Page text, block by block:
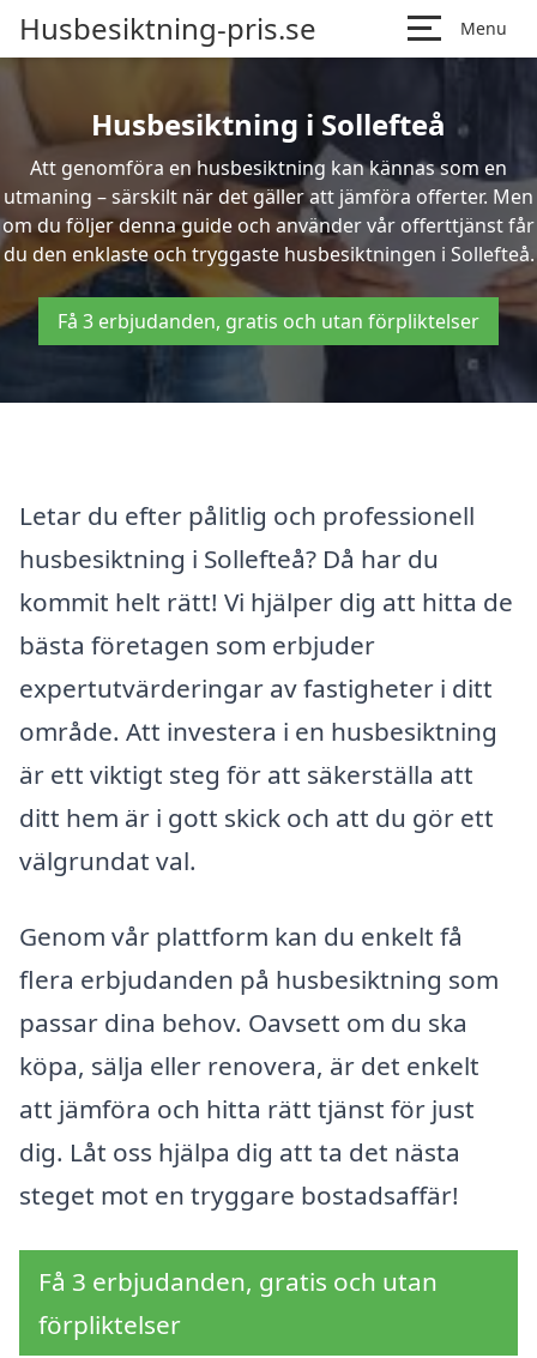
Husbesiktning-pris.se Menu
Husbesiktning i Sollefteå
Att genomföra en husbesiktning kan kännas som en
utmaning – särskilt när det gäller att jämföra offerter. Men
om du följer denna guide och använder vår offerttjänst får
du den enklaste och tryggaste husbesiktningen i Sollefteå.
Få 3 erbjudanden, gratis och utan förpliktelser
Letar du efter pålitlig och professionell
husbesiktning i Sollefteå? Då har du
kommit helt rätt! Vi hjälper dig att hitta de
bästa företagen som erbjuder
expertutvärderingar av fastigheter i ditt
område. Att investera i en husbesiktning
är ett viktigt steg för att säkerställa att
ditt hem är i gott skick och att du gör ett
välgrundat val.
Genom vår plattform kan du enkelt få
flera erbjudanden på husbesiktning som
passar dina behov. Oavsett om du ska
köpa, sälja eller renovera, är det enkelt
att jämföra och hitta rätt tjänst för just
dig. Låt oss hjälpa dig att ta det nästa
steget mot en tryggare bostadsaffär!
Få 3 erbjudanden, gratis och utan
förpliktelser